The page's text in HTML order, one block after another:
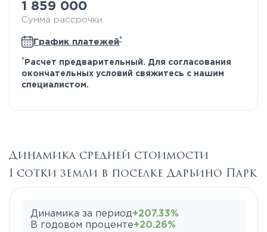
1 859 000
Сумма рассрочки
График платежей*
* Расчет предварительный. Для согласования
окончательных условий свяжитесь с нашим
специалистом.
Динамика средней стоимости
1 сотки земли в поселке Дарьино Парк
Динамика за период+207.33%
В годовом проценте+20.26%